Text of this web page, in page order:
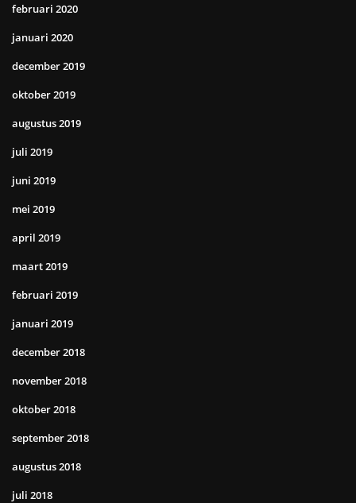
februari 2020
januari 2020
december 2019
oktober 2019
augustus 2019
juli 2019
juni 2019
mei 2019
april 2019
maart 2019
februari 2019
januari 2019
december 2018
november 2018
oktober 2018
september 2018
augustus 2018
juli 2018